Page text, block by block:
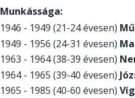
Munkássága:
1946 - 1949 (21-24 évesen)
1949 - 1956 (24-31 évesen)
1963 - 1964 (38-39 évesen)
1964 - 1965 (39-40 évesen)
1965 - 1985 (40-60 évesen)